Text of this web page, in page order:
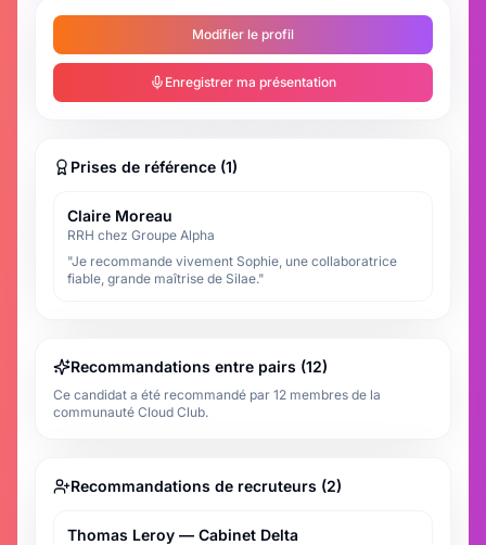
Modifier le profil
Enregistrer ma présentation
Prises de référence (1)
Claire Moreau
RRH chez Groupe Alpha
"Je recommande vivement Sophie, une collaboratrice
fiable, grande maîtrise de Silae."
Recommandations entre pairs (12)
Ce candidat a été recommandé par 12 membres de la
communauté Cloud Club.
Recommandations de recruteurs (2)
Thomas Leroy — Cabinet Delta